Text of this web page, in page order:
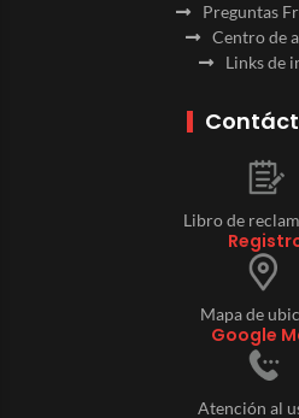
Preguntas
Centro de
Links de
Libro de
Mapa de
Google
Atención al